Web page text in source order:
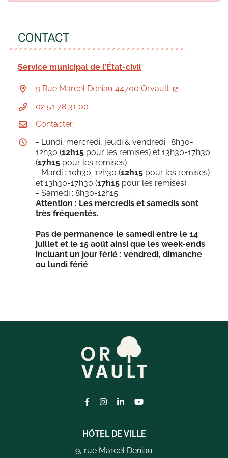
CONTACT
Service municipal de l’État-civil
9 Rue Marcel Deniau 44700 Orvault
02 51 78 31 00
Contacter
- Lundi, mercredi, jeudi & vendredi : 8h30-
12h30 (12h15 pour les remises) et 13h30-17h30
(17h15 pour les remises)
- Mardi : 10h30-12h30 (12h15 pour les remises)
et 13h30-17h30 (17h15 pour les remises)
- Samedi : 8h30-12h15
Attention : Les mercredis et samedis sont
très fréquentés.
Pas de permanence le samedi entre le 14
juillet et le 15 août ainsi que les week-ends
incluant un jour férié : vendredi, dimanche
ou lundi férié
Lien vers le compte Facebook
Lien vers le compte Instagram
Lien vers le compte Linkedin
Lien vers la chaîne
HÔTEL DE VILLE
9, rue Marcel Deniau